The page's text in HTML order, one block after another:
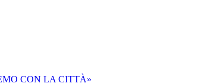
CON LA CITTÀ»